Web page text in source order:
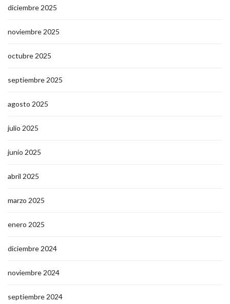
diciembre 2025
noviembre 2025
octubre 2025
septiembre 2025
agosto 2025
julio 2025
junio 2025
abril 2025
marzo 2025
enero 2025
diciembre 2024
noviembre 2024
septiembre 2024